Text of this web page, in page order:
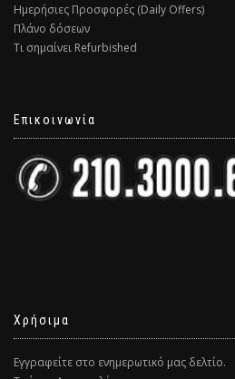
Ημερήσιες Προσφορές (Daily Offers)
Πλάνο δόσεων
Τι σημαίνει Refurbished
Επικοινωνία
Χρήσιμα
Εγγραφείτε στο ενημερωτικό μας δελτίο.